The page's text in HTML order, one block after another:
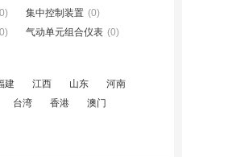
集中控制装置 (0)
气动单元组合仪表 (0)
建 江西 山东
河南
台湾 香港 澳门